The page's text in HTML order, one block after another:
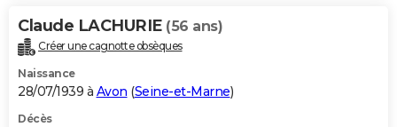
Claude LACHURIE (56 ans)
Créer une cagnotte obsèques
Naissance
28/07/1939 à Avon (Seine-et-Marne)
Décès